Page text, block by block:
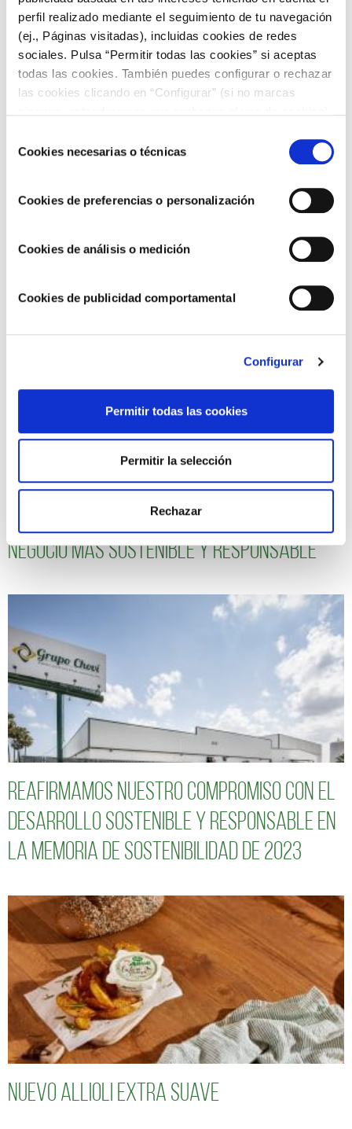
perfil realizado mediante el seguimiento de tu navegación
(ej., Páginas visitadas), incluidas cookies de redes
sociales. Pulsa “Permitir todas las cookies” si aceptas
todas las cookies. También puedes configurar o rechazar
las cookies clicando en “Configurar” (si no marcas
COOKIES.
deCookies necesarias o técnicas
Cookies de preferencias o personalización
Cookies de análisis o medición
Cookies de publicidad comportamental
Configurar
Permitir todas las cookies
Permitir la selección
Rechazar
ARTÍCULOS RELACIONADOS
Seguimos avanzando hacia un modelo de
negocio más sostenible y responsable
Seguimos avanzando hacia un modelo de
negocio más sostenible y responsable
Reafirmamos nuestro compromiso con el
desarrollo sostenible y responsable en
la Memoria de Sostenibilidad de 2023
Nuevo Allioli Extra Suave